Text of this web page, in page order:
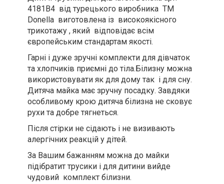
4181B4 від турецького виробника ТМ
Donella виготовлена із високоякісного
трикотажу , який відповідає всім
європейським стандартам якості.
Гарні і дуже зручні комплекти для дівчаток
та хлопчиків приємні до тіла.Білизну можна
використовувати як для дому так і для сну.
Дитяча майка має зручну посадку. Завдяки
особливому крою дитяча білизна не сковує
рухи та добре тягнеться.
Після стірки не сідають і не визивають
алергічних реакцій у дітей.
За Вашим бажанням можна до майки
підібратит трусики і для дитини вийде
чудовий комплект білизни.